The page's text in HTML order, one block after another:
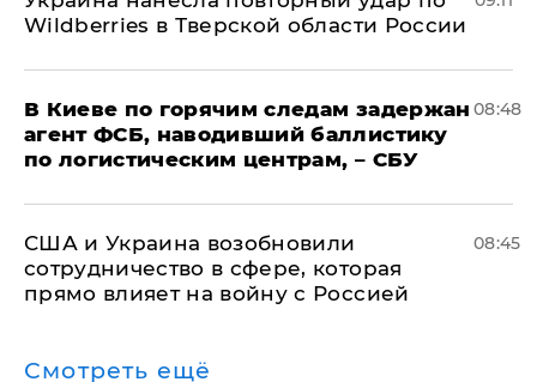
Wildberries в Тверской области России
В Киеве по горячим следам задержан
агент ФСБ, наводивший баллистику
по логистическим центрам, – СБУ
08:48
США и Украина возобновили
сотрудничество в сфере, которая
прямо влияет на войну с Россией
08:45
Смотреть ещё